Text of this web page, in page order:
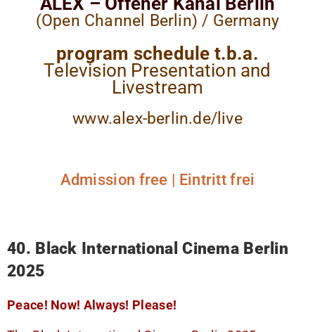
(Open Channel Berlin) / Germany
program schedule t.b.a.
Television Presentation and
Livestream
www.alex-berlin.de/live
Admission free | Eintritt frei
40. Black International Cinema Berlin
2025
Peace! Now! Always! Please!